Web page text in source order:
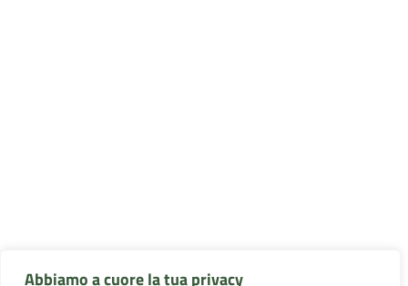
Abbiamo a cuore la tua privacy